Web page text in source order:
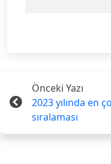
Önceki Yazı
2023 yılında en
sıralaması